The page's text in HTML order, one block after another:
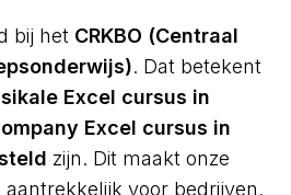
bij het CRKBO (Centraal
. Dat betekent
Excel cursus in
Excel cursus in
zijn. Dit maakt onze
voor bedrijven.